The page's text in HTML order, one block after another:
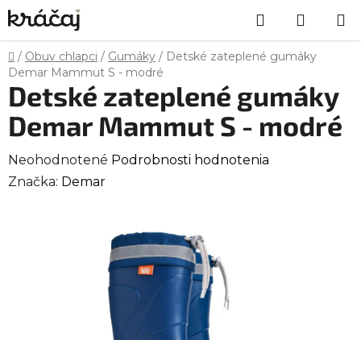
Prejsť
na
obsah
Hľadať
KOŠÍK
Domov
/ Obuv chlapci / Gumáky / Detské zateplené gumáky
Demar Mammut S - modré
Detské zateplené gumáky
Demar Mammut S - modré
Priemerné
hodnotenie
Neohodnotené Podrobnosti hodnotenia
Značka: Demar